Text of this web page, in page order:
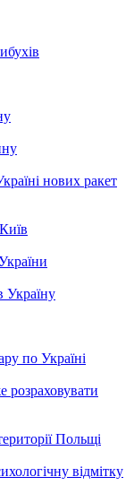
нових ракет
Україну
по Україні
розраховувати
Польщі
відмітку